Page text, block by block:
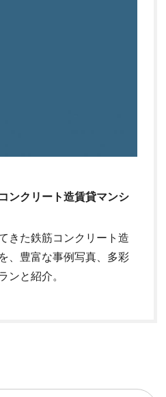
ンクリート造賃貸マンシ
きた鉄筋コンクリート造
、豊富な事例写真、多彩
ンと紹介。